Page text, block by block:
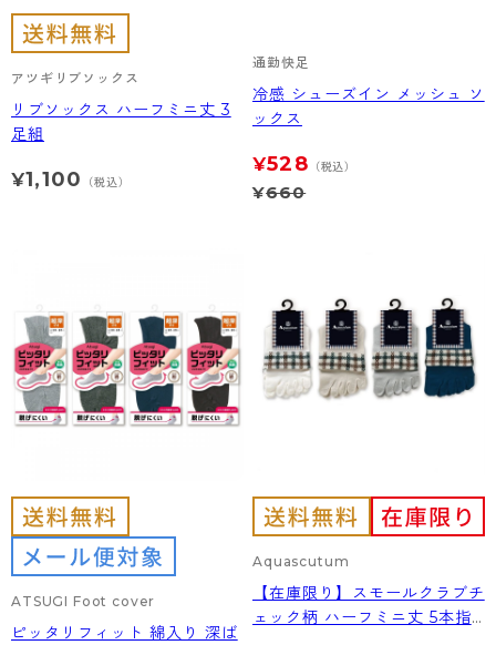
アツギリブソックス
リブソックス ハーフミニ丈 3
足組
¥1,100 （税込）
通勤快足
冷感 シューズイン メッシュ ソ
ックス
¥528 （税込）
¥660
ATSUGI Foot cover
ピッタリフィット 綿入り 深ば
Aquascutum
【在庫限り】スモールクラブチ
ェック柄 ハーフミニ丈 5本指